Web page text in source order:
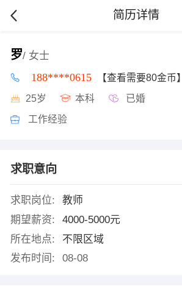
简历详情
罗/ 女士
188****0615 【查看需要80金币】
25岁 本科 已婚
工作经验
求职意向
求职岗位:
教师
期望薪资:
4000-5000元
所在地点:
不限区域
发布时间:
08-08